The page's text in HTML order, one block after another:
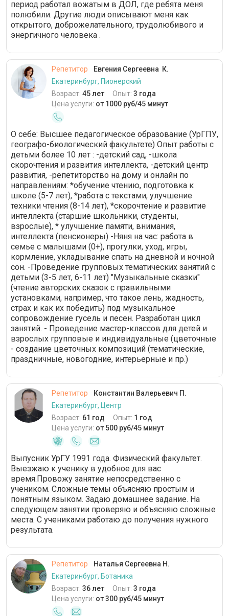
период работал вожатым в ДОЛ, где ребята меня
полюбили. Другие люди описывают меня как
открытого, доброжелательного, трудолюбивого и
энергичного человека .
Репетитор
Евгения Сергеевна К.
Екатеринбург, Пионерский
Возраст: 45 лет Опыт: 3 года
Цена услуги: от 1000 руб/45 минут
О себе: Высшее педагогическое образование (УрГПУ,
географо-биологический факультете) Опыт работы с
детьми более 10 лет : -детский сад, -школа
скорочтения и развития интеллекта, -детский центр
развития, -репетиторство на дому и онлайн по
направлениям: *обучение чтению, подготовка к
школе (5-7 лет), *работа с текстами, улучшение
техники чтения (8-14 лет), *скорочтение и развитие
интеллекта (старшие школьники, студенты,
взрослые), * улучшение памяти, внимания,
интеллекта (пенсионеры) -Няня на час: работа в
семье с малышами (0+), прогулки, уход, игры,
кормление, укладывание спать на дневной и ночной
сон. -Проведение групповых тематических занятий с
детьми (3-5 лет, 6-11 лет) "Музыкальные сказки"
(чтение авторских сказок с правильными
установками, например, что такое лень, жадность,
страх и как их победить) под музыкальное
сопровождение гусель и песен. Разработан цикл
занятий. - Проведение мастер-классов для детей и
взрослых групповые и индивидуальные (цветочные
- создание цветочных композиций (тематические,
праздничные, новогодние, интерьерные и пр.)
Репетитор
Константин Валерьевич П.
Екатеринбург, Центр
Возраст: 61 год Опыт: 1 год
Цена услуги: от 500 руб/45 минут
Выпусник УрГУ 1991 года. Физический факультет.
Выезжаю к ученику в удобное для вас
время.Провожу занятие непосредственно с
учеником. Сложные темы объясняю простым и
понятным языком. Задаю домашнее задание. На
следующем занятии проверяю и объясняю сложные
места. С учениками работаю до получения нужного
результата.
Репетитор
Наталья Сергеевна Н.
Екатеринбург, Ботаника
Возраст: 36 лет Опыт: 3 года
Цена услуги: от 300 руб/45 минут